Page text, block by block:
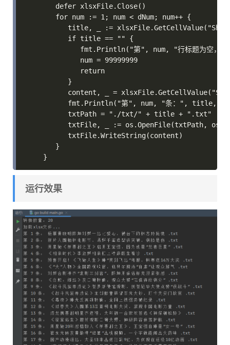
defer xlsxFile.Close()
for num := 1; num < dNum; num++ {
title, _ :=
if title == "" {
fmt.Println("第", num, "行标题为空，进
num = 99999999
return
}
content, _ =
fmt.Println("第", num, "条：", title,
txtPath = "./txt/" + title + ".txt"
txtFile, _ := os.OpenFile(txtPath,
txtFile.WriteString(content)
}
}
运行效果